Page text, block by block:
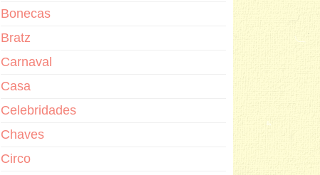
Bonecas
Bratz
Carnaval
Casa
Celebridades
Chaves
Circo